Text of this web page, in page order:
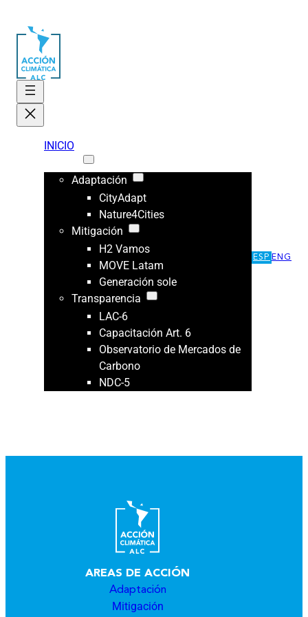
INICIO
Adaptación
CityAdapt
Nature4Cities
Mitigación
H2 Vamos
MOVE Latam
Generación sole
Transparencia
LAC-6
Capacitación Art. 6
Observatorio de Mercados de
Carbono
NDC-5
ESP ENG
AREAS DE ACCIÓN
Adaptación
Mitigación